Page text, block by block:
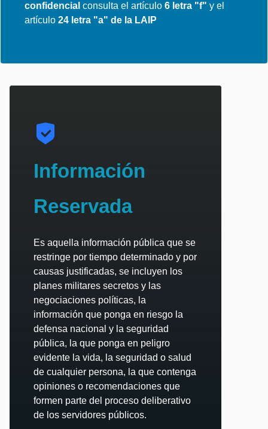
Información
Reservada
Es aquella información pública que se
restringe por tiempo determinado y por
causas justificadas, se incluyen los
planes militares secretos y las
negociaciones políticas, la
información que ponga en riesgo la
defensa nacional y la seguridad
pública, la que ponga en peligro
evidente la vida, la seguridad o salud
de cualquier persona, la que contenga
opiniones o recomendaciones que
formen parte del proceso deliberativo
de los servidores públicos.
confidencial consulta el artículo 6 letra "f" y el
artículo 24 letra "a" de la LAIP